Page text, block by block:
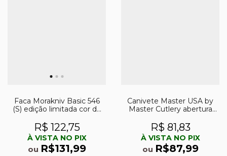
Faca Morakniv Basic 546
(S) edição limitada cor do
R$ 122,75
À VISTA NO PIX
ou R$131,99
Canivete Master USA by
Master Cutlery abertura
R$ 81,83
À VISTA NO PIX
ou R$87,99